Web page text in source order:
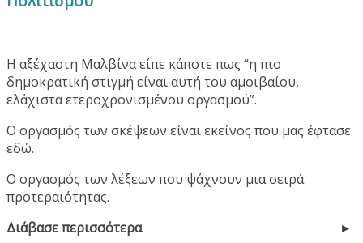
Η αξέχαστη Μαλβίνα είπε κάποτε πως “η πιο
δημοκρατική στιγμή είναι αυτή του αμοιβαίου,
ελάχιστα ετεροχρονισμένου οργασμού”.
Ο οργασμός των σκέψεων είναι εκείνος που μας έφτασε
εδώ.
Ο οργασμός των λέξεων που ψάχνουν μια σειρά
προτεραιότητας.
Διάβασε περισσότερα